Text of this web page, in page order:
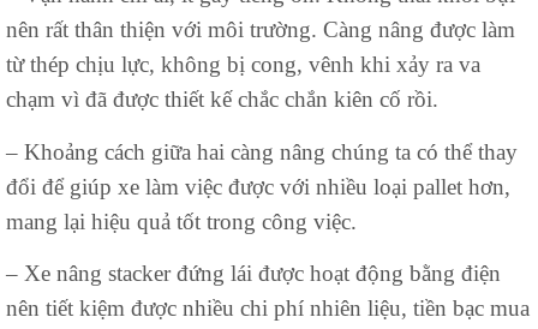
nên rất thân thiện với môi trường. Càng nâng được làm
từ thép chịu lực, không bị cong, vênh khi xảy ra va
chạm vì đã được thiết kế chắc chắn kiên cố rồi.
– Khoảng cách giữa hai càng nâng chúng ta có thể thay
đổi để giúp xe làm việc được với nhiều loại pallet hơn,
mang lại hiệu quả tốt trong công việc.
– Xe nâng stacker đứng lái được hoạt động bằng điện
nên tiết kiệm được nhiều chi phí nhiên liệu, tiền bạc mua